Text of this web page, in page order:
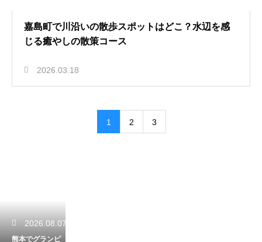
嘉島町で川沿いの散歩スポットはどこ？水辺を感
じる癒やしの散策コース
2026.03.18
1 2 3
2026.08.07
熊本でグランピ